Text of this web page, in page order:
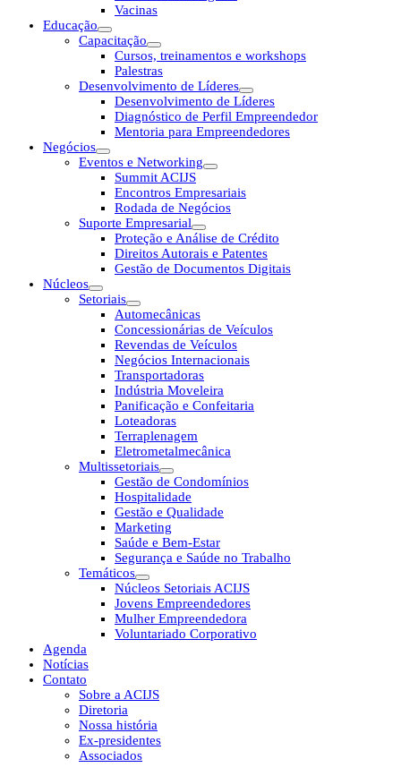
Vacinas
Educação
Capacitação
Cursos, treinamentos e workshops
Palestras
Desenvolvimento de Líderes
Desenvolvimento de Líderes
Diagnóstico de Perfil Empreendedor
Mentoria para Empreendedores
Negócios
Eventos e Networking
Summit ACIJS
Encontros Empresariais
Rodada de Negócios
Suporte Empresarial
Proteção e Análise de Crédito
Direitos Autorais e Patentes
Gestão de Documentos Digitais
Núcleos
Setoriais
Automecânicas
Concessionárias de Veículos
Revendas de Veículos
Negócios Internacionais
Transportadoras
Indústria Moveleira
Panificação e Confeitaria
Loteadoras
Terraplenagem
Eletrometalmecânica
Multissetoriais
Gestão de Condomínios
Hospitalidade
Gestão e Qualidade
Marketing
Saúde e Bem-Estar
Segurança e Saúde no Trabalho
Temáticos
Núcleos Setoriais ACIJS
Jovens Empreendedores
Mulher Empreendedora
Voluntariado Corporativo
Agenda
Notícias
Contato
Sobre a ACIJS
Diretoria
Nossa história
Ex-presidentes
Associados